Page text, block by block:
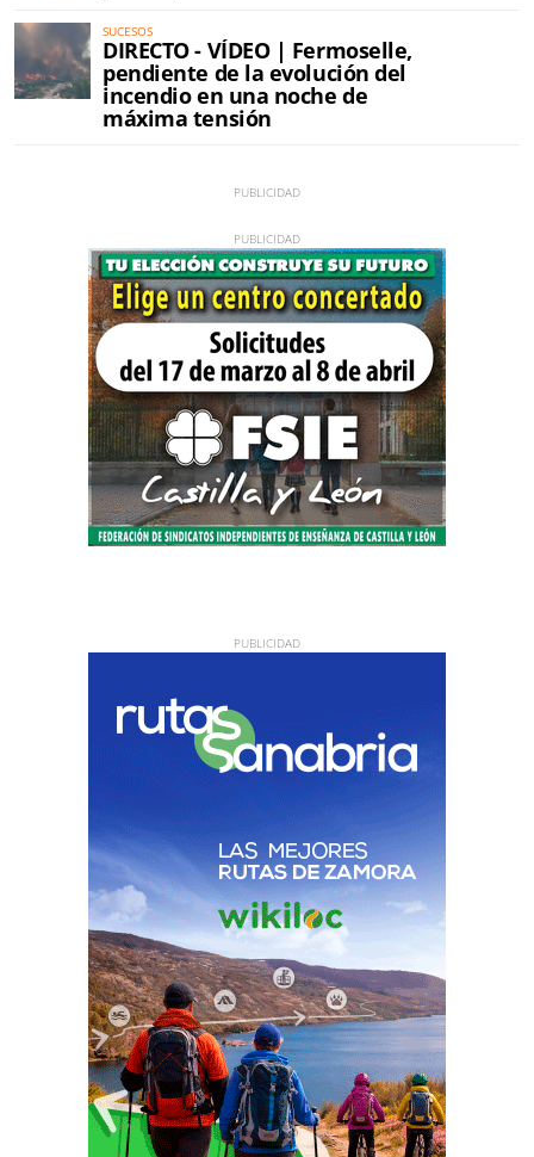
SUCESOS
DIRECTO - VÍDEO | Fermoselle,
pendiente de la evolución del
incendio en una noche de
máxima tensión